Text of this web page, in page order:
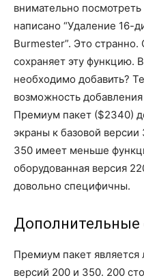
внимательно посмотреть
написано “Удаление 16-
Burmester”. Это
сохраняет эту функцию.
необходимо добавить?
возможность
Премиум пакет ($2340)
экраны к базовой версии
350 имеет меньше
оборудованная версия
довольно специфичны.
Дополнительные
Премиум пакет
версий 200 и 350. 200